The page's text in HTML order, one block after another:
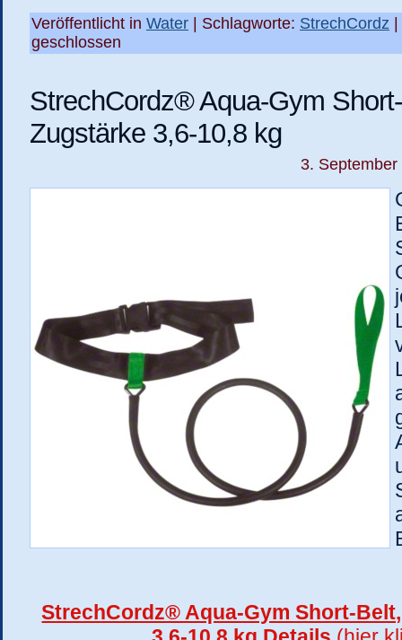
Veröffentlicht in Water | Schlagworte: StrechCordz |
geschlossen
StrechCordz® Aqua-Gym
Zugstärke 3,6-10,8 kg
3.
StrechCordz® Aqua-Gym Short-